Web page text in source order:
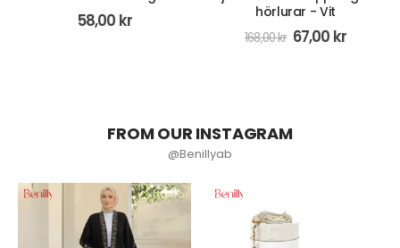
58,00 kr
hörlurar - Vit
168,00kr 67,00 kr
FROM OUR INSTAGRAM
@Benillyab